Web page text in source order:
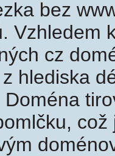
bez
Vzhledem
cz
hlediska